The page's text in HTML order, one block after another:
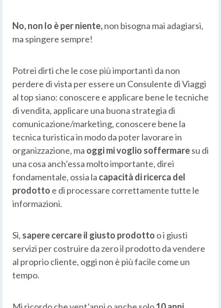
No, non lo è per niente,non bisogna mai adagiarsi,
ma spingere sempre!
Potrei dirti che le cose più importanti da non
perdere di vista per essere un Consulente di Viaggi
al top siano: conoscere e applicare bene le tecniche
di vendita, applicare una buona strategia di
comunicazione/marketing, conoscere bene la
tecnica turistica in modo da poter lavorare in
organizzazione, ma oggi mi voglio soffermaresu di
una cosa anch’essa molto importante, direi
fondamentale, ossia la capacità di ricerca del
prodotto e di processare correttamente tutte le
informazioni.
Sì, sapere cercare il giusto prodotto o i giusti
servizi per costruire da zero il prodotto da vendere
al proprio cliente, oggi non è più facile come un
tempo.